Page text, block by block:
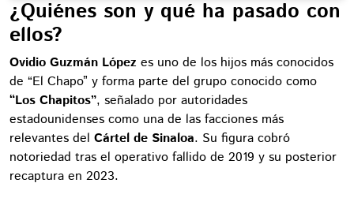
¿Quiénes son y qué ha pasado con
ellos?
Ovidio Guzmán López es uno de los hijos más conocidos
de “El Chapo” y forma parte del grupo conocido como
“Los Chapitos”, señalado por autoridades
estadounidenses como una de las facciones más
relevantes del Cártel de Sinaloa. Su figura cobró
notoriedad tras el operativo fallido de 2019 y su posterior
recaptura en 2023.